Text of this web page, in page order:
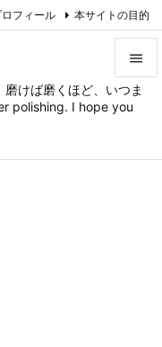
けば磨くほど、いつま
I hope you


メニュ
サイド
ロフィール 本サイトの目的